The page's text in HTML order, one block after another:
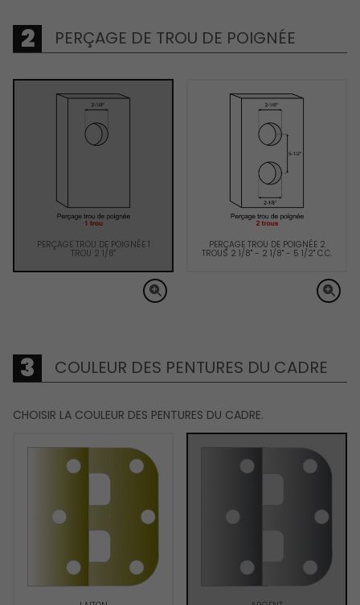
PERÇAGE DE TROU DE POIGNÉE
PERÇAGE TROU DE POIGNÉE 1
TROU 2 1/8"
PERÇAGE TROU DE POIGNÉE 2
TROUS 2 1/8" - 2 1/8" - 5 1/2" C.C.
COULEUR DES PENTURES DU CADRE
CHOISIR LA COULEUR DES PENTURES DU CADRE.